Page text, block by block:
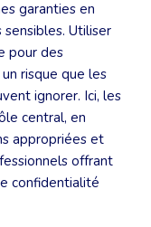
garanties en
Utiliser
pour des
risque que les
ignorer. Ici, les
central, en
appropriées et
offrant
confidentialité